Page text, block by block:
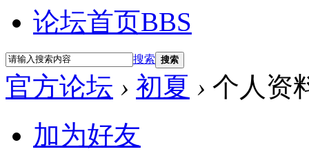
论坛首页BBS
搜索 搜索
官方论坛 › 初夏 › 个人资
加为好友